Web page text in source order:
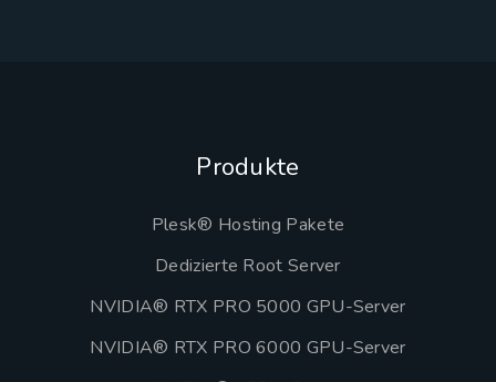
Produkte
Plesk® Hosting Pakete
Dedizierte Root Server
NVIDIA® RTX PRO 5000 GPU-Server
NVIDIA® RTX PRO 6000 GPU-Server